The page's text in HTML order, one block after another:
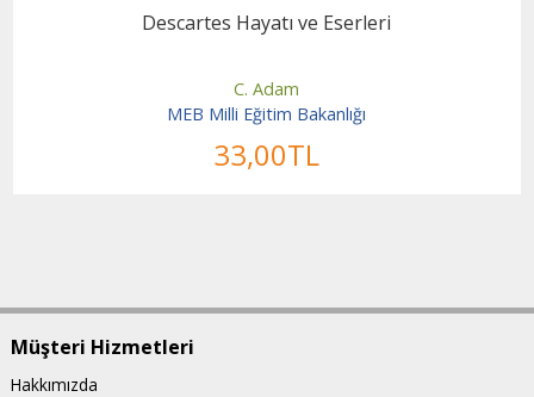
Descartes Hayatı ve Eserleri
C. Adam
MEB Milli Eğitim Bakanlığı
33,00TL
Müşteri Hizmetleri
Hakkımızda